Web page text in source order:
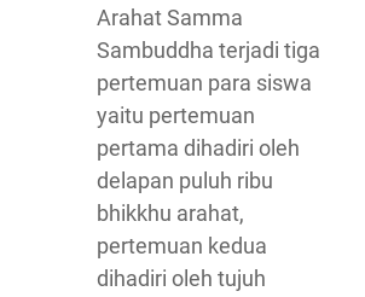
Arahat Samma
Sambuddha terjadi tiga
pertemuan para siswa
yaitu pertemuan
pertama dihadiri oleh
delapan puluh ribu
bhikkhu arahat,
pertemuan kedua
dihadiri oleh tujuh